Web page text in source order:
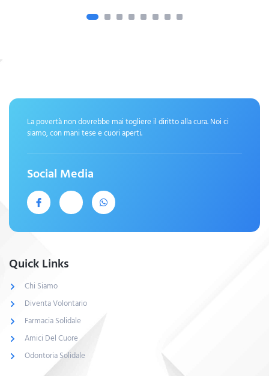
La povertà non dovrebbe mai togliere il diritto alla cura. Noi ci
siamo, con mani tese e cuori aperti.
Social Media
Quick Links
Chi Siamo
Diventa Volontario
Farmacia Solidale
Amici Del Cuore
Odontoria Solidale